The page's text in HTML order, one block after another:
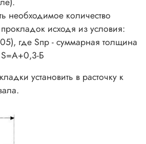
необходимое количество
исходя из условия:
где Sпр - суммарная толщина
Б
установить в расточку к